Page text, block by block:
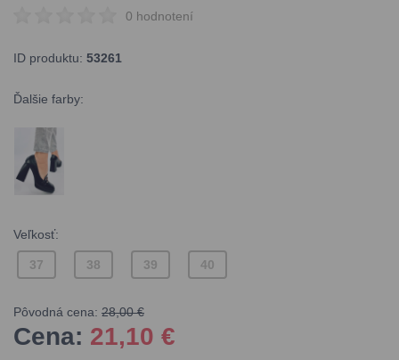
0 hodnotení
ID produktu: 53261
Ďalšie farby:
Veľkosť:
37 38 39 40
Pôvodná cena: 28,00 €
Cena: 21,10 €